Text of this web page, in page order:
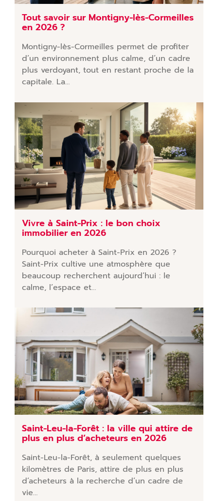
Tout savoir sur Montigny-lès-Cormeilles
en 2026 ?
Montigny-lès-Cormeilles permet de profiter
d’un environnement plus calme, d’un cadre
plus verdoyant, tout en restant proche de la
capitale. La…
Vivre à Saint-Prix : le bon choix
immobilier en 2026
Pourquoi acheter à Saint-Prix en 2026 ?
Saint-Prix cultive une atmosphère que
beaucoup recherchent aujourd’hui : le
calme, l’espace et…
Saint-Leu-la-Forêt : la ville qui attire de
plus en plus d’acheteurs en 2026
Saint-Leu-la-Forêt, à seulement quelques
kilomètres de Paris, attire de plus en plus
d’acheteurs à la recherche d’un cadre de
vie…